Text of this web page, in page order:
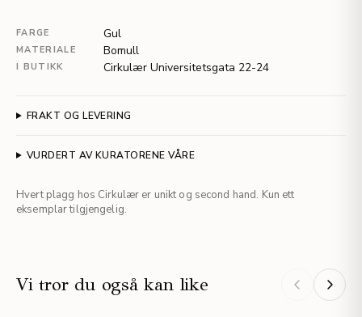
FARGE Gul
MATERIALE Bomull
I BUTIKK Cirkulær Universitetsgata 22-24
FRAKT OG LEVERING
VURDERT AV KURATORENE VÅRE
Hvert plagg hos Cirkulær er unikt og second hand. Kun ett
eksemplar tilgjengelig.
Vi tror du også kan like